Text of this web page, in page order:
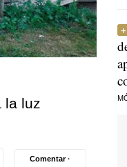
la luz
Comentar ·